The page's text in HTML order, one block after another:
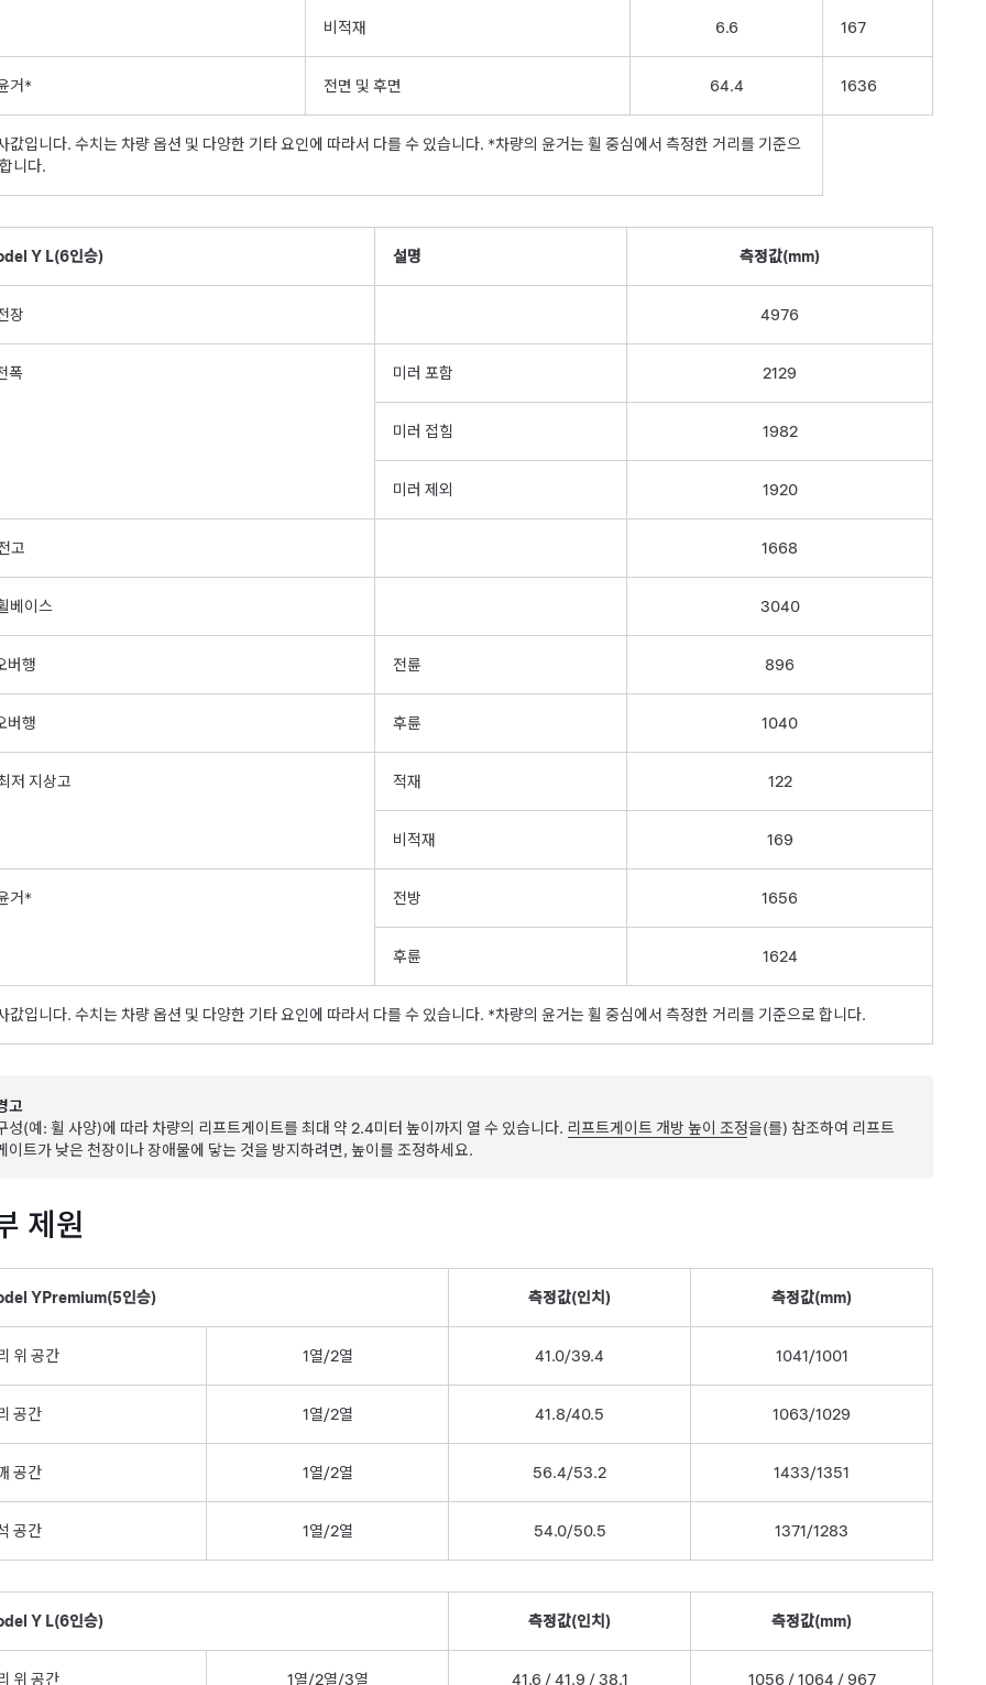
비적재 6.6 167
거* 전면 및 후면 64.4 1636
값입니다. 수치는 차량 옵션 및 다양한 기타 요인에 따라서 다를 수 있습니다. *차량의 윤거는 휠 중심에서 측정한 거리를 기준으
니다.
Y L(6인승) 설명 측정값(mm)
장 4976
폭 미러 포함 2129
미러 접힘 1982
미러 제외 1920
고 1668
베이스 3040
버행 전륜 896
버행 후륜 1040
저 지상고 적재 122
비적재 169
거* 전방 1656
후륜 1624
값입니다. 수치는 차량 옵션 및 다양한 기타 요인에 따라서 다를 수 있습니다. *차량의 윤거는 휠 중심에서 측정한 거리를 기준으로 합니다.
고
성(예: 휠 사양)에 따라 차량의 리프트게이트를 최대 약2.4미터 높이까지 열 수 있습니다. 리프트게이트 개방 높이 조정을(를) 참조하여 리프트
이트가 낮은 천장이나 장애물에 닿는 것을 방지하려면, 높이를 조정하세요.
제원
YPremium(5인승) 측정값(인치) 측정값(mm)
위 공간 1열/2열 41.0/39.4 1041/1001
공간 1열/2열 41.8/40.5 1063/1029
공간 1열/2열 56.4/53.2 1433/1351
공간 1열/2열 54.0/50.5 1371/1283
Y L(6인승) 측정값(인치) 측정값(mm)
위 공간 1열/2열/3열 41.6 / 41.9 / 38.1 1056 / 1064 / 967